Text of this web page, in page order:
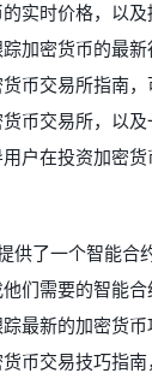
实时价格，以
加密货币的最
币交易所指南
币交易所，以
户在投资加密
供了一个智能合
们需要的智能
最新的加密货
币交易技巧指